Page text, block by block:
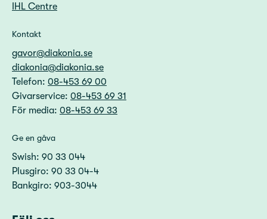
IHL Centre
Kontakt
gavor@diakonia.se
diakonia@diakonia.se
Telefon: 08-453 69 00
Givarservice: 08-453 69 31
För media: 08-453 69 33
Ge en gåva
Swish: 90 33 044
Plusgiro: 90 33 04-4
Bankgiro: 903-3044